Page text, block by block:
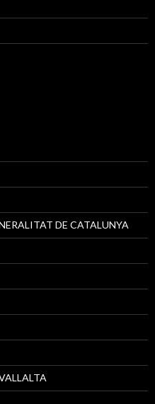
DE CATALUNYA